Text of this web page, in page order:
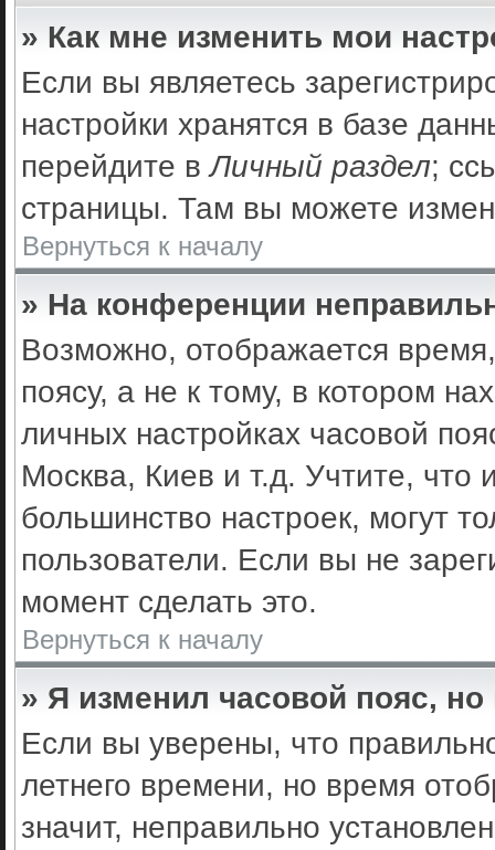
» Как мне изменить мои
Если вы являетесь
настройки хранятся в базе
перейдите вЛичный раздел;
страницы. Там вы можете
Вернуться к началу
» На конференции
Возможно, отображается
поясу, а не к тому, в котором
личных настройках часовой
Москва, Киев и т.д. Учтите, что
большинство настроек, могут
пользователи. Если вы не
момент сделать это.
Вернуться к началу
» Я изменил часовой пояс,
Если вы уверены, что
летнего времени, но время
значит, неправильно